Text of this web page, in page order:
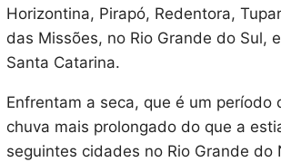
Horizontina, Pirapó, Redentora,
das Missões, no Rio Grande do Sul,
Santa Catarina.
Enfrentam a seca, que é um período
chuva mais prolongado do que a
seguintes cidades no Rio Grande do